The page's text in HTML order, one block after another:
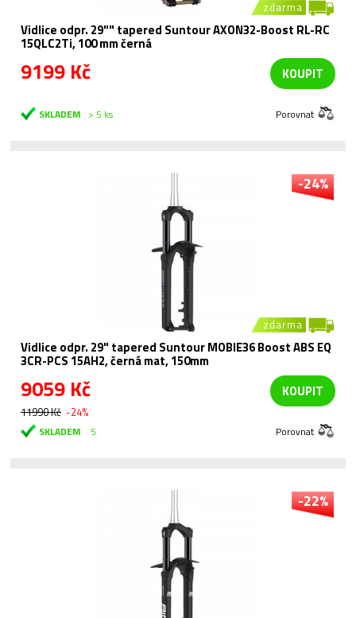
zdarma
Vidlice odpr. 29"" tapered Suntour AXON32-Boost RL-RC
15QLC2Ti, 100 mm černá
9199 Kč KOUPIT
SKLADEM > 5 ks Porovnat
-24%
zdarma
Vidlice odpr. 29" tapered Suntour MOBIE36 Boost ABS EQ
3CR-PCS 15AH2, černá mat, 150mm
9059 Kč
11990 Kč -24%
KOUPIT
SKLADEM 5 Porovnat
-22%